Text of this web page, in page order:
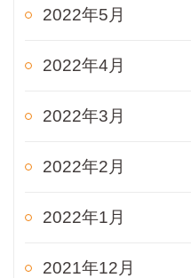
2022年5月
2022年4月
2022年3月
2022年2月
2022年1月
2021年12月